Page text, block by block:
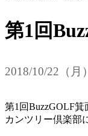
第1回
2018/10/22（月）
第1回BuzzGOLF
カンツリー倶楽部